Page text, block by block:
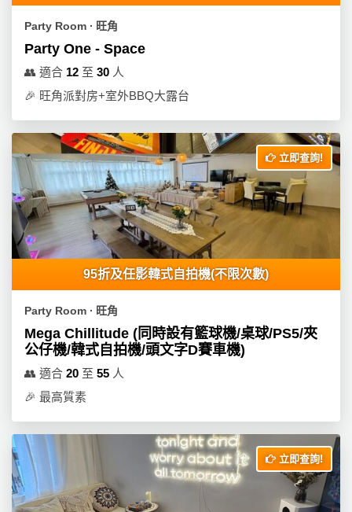
新
樂
體
手
作
工
作
坊
戶
樂
遊
艇
出
Party Room ∙ 旺角
Party One - Space
👥 適合 12 至 30 人
🎉 旺角派對房+室外BBQ大露台
立即查詢!
95折及任影韓式自拍機(不限次數)
Party Room ∙ 旺角
Mega Chillitude (同時設有籃球機/桌球/PS5/夾
公仔機/韓式自拍機/頭文字D賽車機)
👥 適合 20 至 55 人
🎉 最高質素
立即查詢!